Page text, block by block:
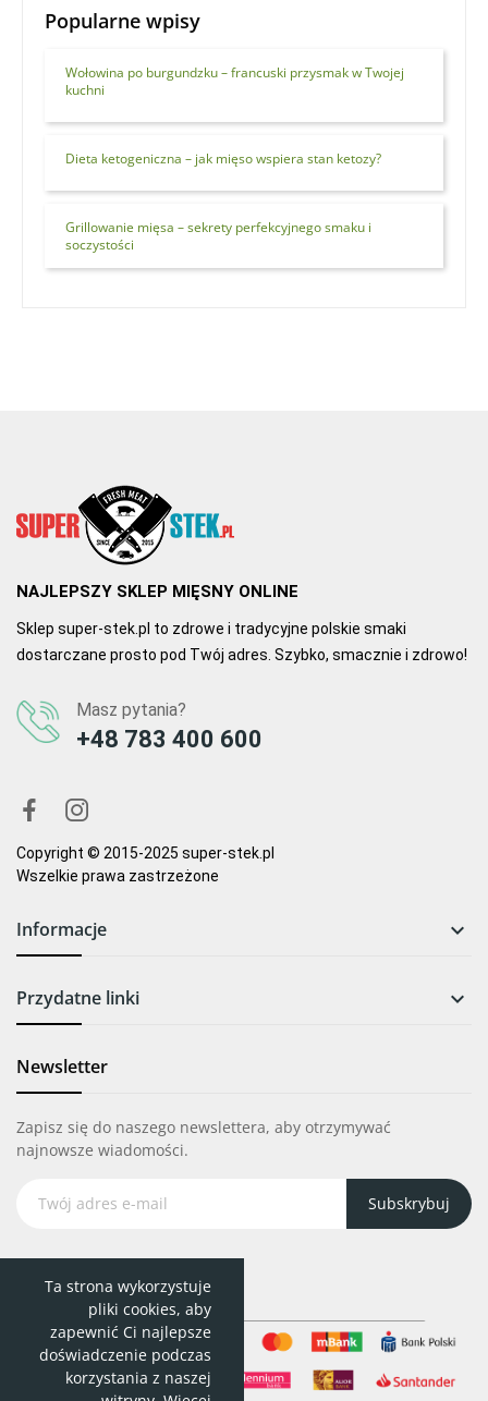
Popularne wpisy
Wołowina po burgundzku – francuski przysmak w Twojej
kuchni
Dieta ketogeniczna – jak mięso wspiera stan ketozy?
Grillowanie mięsa – sekrety perfekcyjnego smaku i
soczystości
NAJLEPSZY SKLEP MIĘSNY ONLINE
Sklep super-stek.pl to zdrowe i tradycyjne polskie smaki
dostarczane prosto pod Twój adres. Szybko, smacznie i zdrowo!
Masz pytania?
+48 783 400 600
Copyright © 2015-2025 super-stek.pl
Wszelkie prawa zastrzeżone
Informacje 
Przydatne linki 
Newsletter
Zapisz się do naszego newslettera, aby otrzymywać
najnowsze wiadomości.
Subskrybuj
Ta strona wykorzystuje
pliki cookies, aby
zapewnić Ci najlepsze
doświadczenie podczas
korzystania z naszej